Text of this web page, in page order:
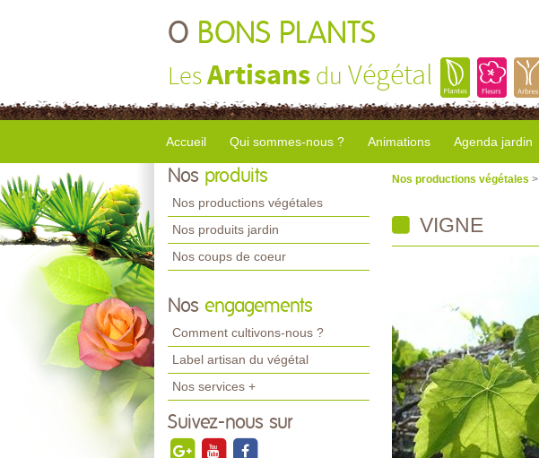
O BONS PLANTS
LesArtisans du Végétal
Accueil Qui sommes-nous ? Animations Agenda jardin
Nos produits
Nos productions végétales
Nos produits jardin
Nos coups de coeur
Nos engagements
Comment cultivons-nous ?
Label artisan du végétal
Nos services +
Suivez-nous sur
Nos productions végétales >
VIGNE